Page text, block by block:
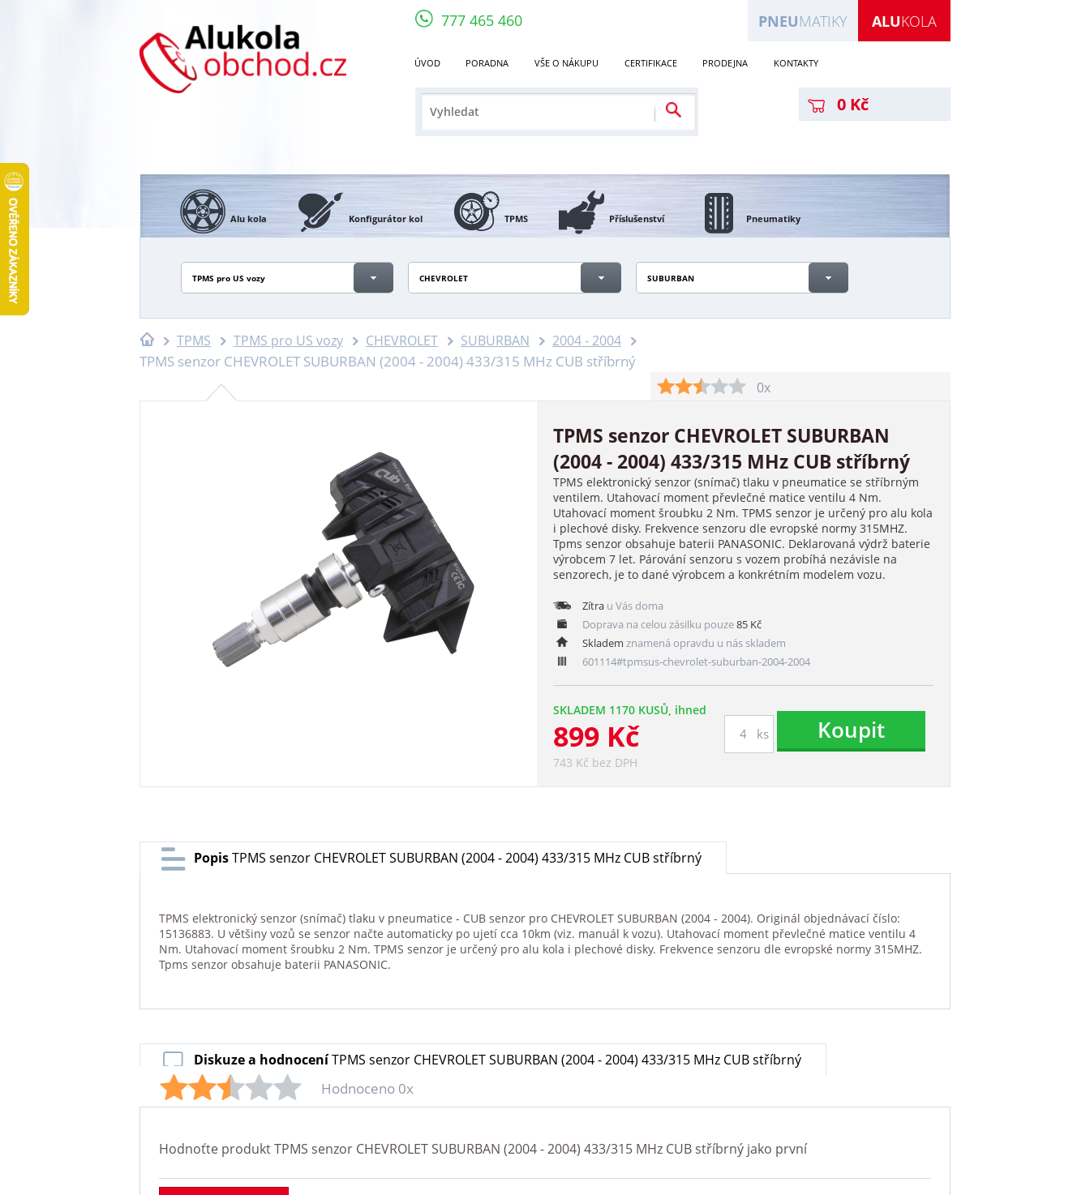
777 465 460 ALUKOLA
PNEUMATIKY
ÚVOD PORADNA VŠE O NÁKUPU CERTIFIKACE PRODEJNA KONTAKTY
0 Kč
Alu kola Konfigurátor kol TPMS Příslušenství Pneumatiky
TPMS pro US vozy CHEVROLET SUBURBAN
TPMS TPMS pro US vozy CHEVROLET SUBURBAN 2004 - 2004
TPMS senzor CHEVROLET SUBURBAN (2004 - 2004) 433/315 MHz CUB stříbrný
0x
TPMS senzor CHEVROLET SUBURBAN
(2004 - 2004) 433/315 MHz CUB stříbrný
TPMS elektronický senzor (snímač) tlaku v pneumatice se stříbrným
ventilem. Utahovací moment převlečné matice ventilu 4 Nm.
Utahovací moment šroubku 2 Nm. TPMS senzor je určený pro alu kola
i plechové disky. Frekvence senzoru dle evropské normy 315MHZ.
Tpms senzor obsahuje baterii PANASONIC. Deklarovaná výdrž baterie
výrobcem 7 let. Párování senzoru s vozem probíhá nezávisle na
senzorech, je to dané výrobcem a konkrétním modelem vozu.
Zítra u Vás doma
Doprava na celou zásilku pouze85 Kč
Skladem znamená opravdu u nás skladem
601114#tpmsus-chevrolet-suburban-2004-2004
SKLADEM 1170 KUSŮ, ihned
899 Kč
743 Kč bez DPH
ks Koupit
PopisTPMS senzor CHEVROLET SUBURBAN (2004 - 2004) 433/315 MHz CUB stříbrný
TPMS elektronický senzor (snímač) tlaku v pneumatice - CUB senzor pro CHEVROLET SUBURBAN (2004 - 2004). Originál objednávací číslo:
15136883. U většiny vozů se senzor načte automaticky po ujetí cca 10km (viz. manuál k vozu). Utahovací moment převlečné matice ventilu 4
Nm. Utahovací moment šroubku 2 Nm. TPMS senzor je určený pro alu kola i plechové disky. Frekvence senzoru dle evropské normy 315MHZ.
Tpms senzor obsahuje baterii PANASONIC.
Diskuze a hodnoceníTPMS senzor CHEVROLET SUBURBAN (2004 - 2004) 433/315 MHz CUB stříbrný
Hodnoceno 0x
Hodnoťte produktTPMS senzor CHEVROLET SUBURBAN (2004 - 2004) 433/315 MHz CUB stříbrný jako první